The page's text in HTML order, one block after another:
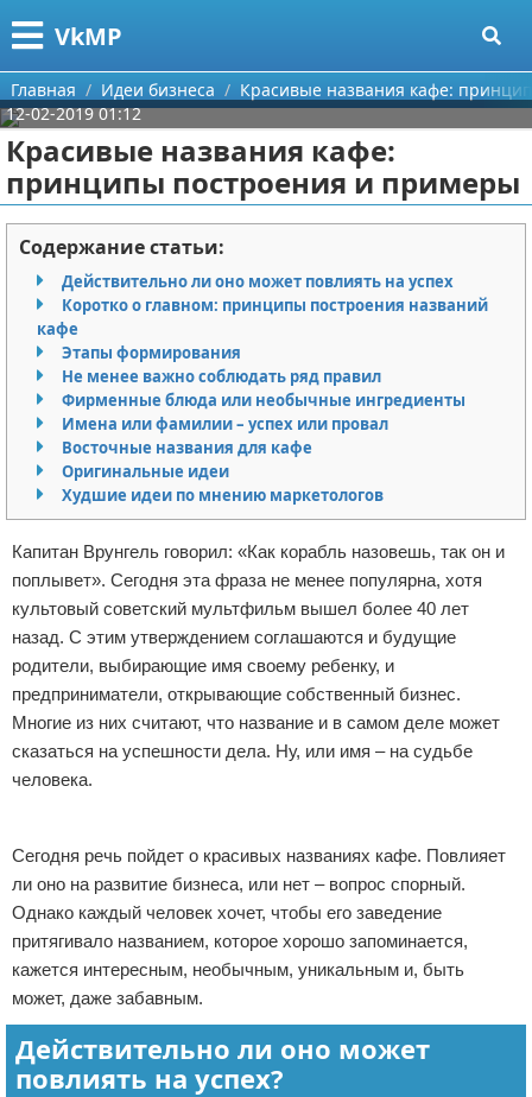
VkMP
Меню
Главная
Категории
Сельское хозяйство
Разное
Идеи бизнеса
Для руководителя
Промышленность
Международный бизнес
Продажи
Начало бизнеса
Обзоры услуг
Самосовершенствование
Деловое общение
Менеджмент
Поиск
О проекте
Контакты
Сотрудничество
Размещение рекламы
Для правообладателей
Условия предоставления информации
Отказ от ответственности
Главная Идеи бизнеса
Красивые названия кафе:
12-02-2019 01:12
Красивые названия кафе:
принципы построения и примеры
Содержание статьи:
Действительно ли оно может повлиять на успех
Коротко о главном: принципы построения названий
кафе
Этапы формирования
Не менее важно соблюдать ряд правил
Фирменные блюда или необычные ингредиенты
Имена или фамилии – успех или провал
Восточные названия для кафе
Оригинальные идеи
Худшие идеи по мнению маркетологов
Капитан Врунгель говорил: «Как корабль назовешь, так он и
поплывет». Сегодня эта фраза не менее популярна, хотя
культовый советский мультфильм вышел более 40 лет
назад. С этим утверждением соглашаются и будущие
родители, выбирающие имя своему ребенку, и
предприниматели, открывающие собственный бизнес.
Многие из них считают, что название и в самом деле может
сказаться на успешности дела. Ну, или имя – на судьбе
человека.
Сегодня речь пойдет о красивых названиях кафе. Повлияет
ли оно на развитие бизнеса, или нет – вопрос спорный.
Однако каждый человек хочет, чтобы его заведение
притягивало названием, которое хорошо запоминается,
кажется интересным, необычным, уникальным и, быть
может, даже забавным.
Действительно ли оно может
повлиять на успех?